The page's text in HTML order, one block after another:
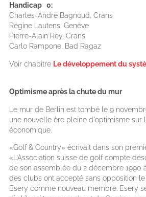
Handicap 0:
Charles-André Bagnoud, Crans
Régine Lautens, Genève
Pierre-Alain Rey, Crans
Carlo Rampone, Bad Ragaz
Voir chapitre Le développement du
Optimisme après la chute du mur
Le mur de Berlin est tombé le 9
une nouvelle ère pleine d'optimisme sur
économique.
«Golf & Country» écrivait dans son
«L’Association suisse de golf compte
de son assemblée du 2 décembre 1990
des clubs ont accepté sans opposition
Esery comme nouveau membre. Esery